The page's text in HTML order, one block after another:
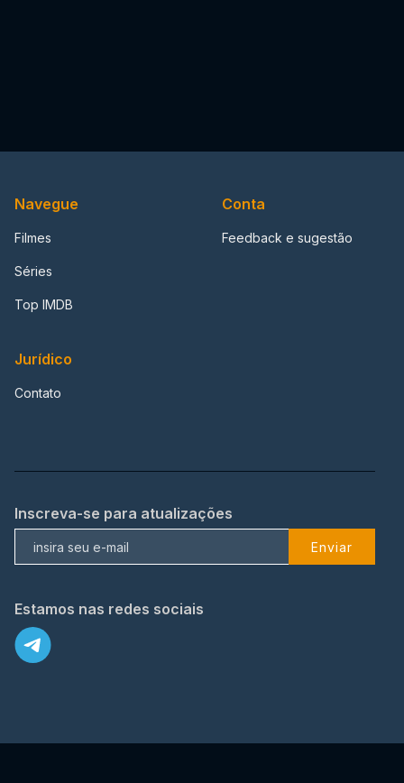
Navegue
Filmes
Séries
Top IMDB
Conta
Feedback e sugestão
Jurídico
Contato
Inscreva-se para atualizações
Enviar
Estamos nas redes sociais